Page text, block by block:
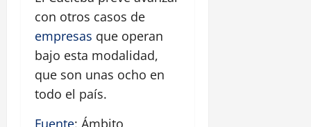
con otros casos de
empresas que operan
bajo esta modalidad,
que son unas ocho en
todo el país.
Fuente: Ámbito